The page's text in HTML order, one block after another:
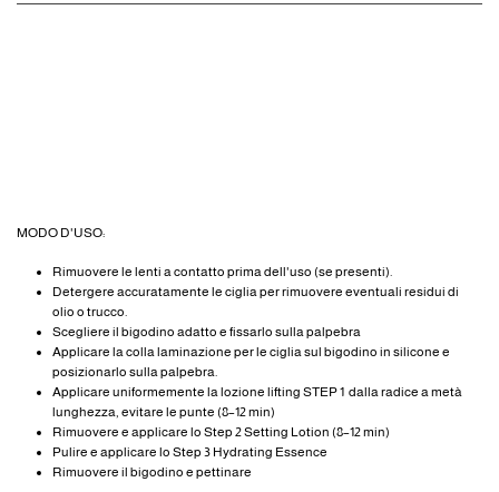
MODO D'USO:
Rimuovere le lenti a contatto prima dell'uso (se presenti).
Detergere accuratamente le ciglia per rimuovere eventuali residui di
olio o trucco.
Scegliere il bigodino adatto e fissarlo sulla palpebra
Applicare la colla laminazione per le ciglia sul bigodino in silicone e
posizionarlo sulla palpebra.
Applicare uniformemente la lozione lifting STEP 1 dalla radice a metà
lunghezza, evitare le punte (8–12 min)
Rimuovere e applicare lo Step 2 Setting Lotion (8–12 min)
Pulire e applicare lo Step 3 Hydrating Essence
Rimuovere il bigodino e pettinare